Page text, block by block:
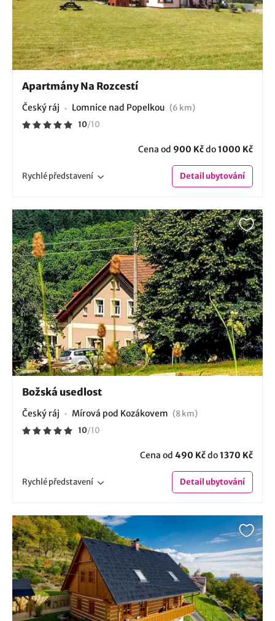
Apartmány Na Rozcestí
Český ráj Lomnice nad Popelkou (6 km)
10/10
Cena od 900 Kčdo1000 Kč
Rychlépředstavení Detailubytování
Božská usedlost
Český ráj Mírová pod Kozákovem (8 km)
10/10
Cena od 490 Kčdo1370 Kč
Rychlépředstavení Detailubytování